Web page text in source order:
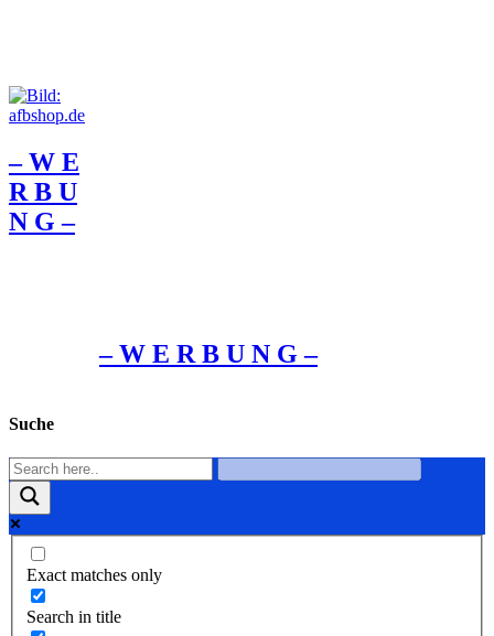
– W Ε
R Β U
Ν G –
– W Ε R Β U Ν G –
Suche
Exact matches only
Search in title